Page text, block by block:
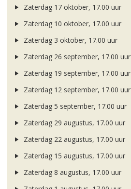
Zaterdag 17 oktober, 17.00 uur
Zaterdag 10 oktober, 17.00 uur
Zaterdag 3 oktober, 17.00 uur
Zaterdag 26 september, 17.00 uur
Zaterdag 19 september, 17.00 uur
Zaterdag 12 september, 17.00 uur
Zaterdag 5 september, 17.00 uur
Zaterdag 29 augustus, 17.00 uur
Zaterdag 22 augustus, 17.00 uur
Zaterdag 15 augustus, 17.00 uur
Zaterdag 8 augustus, 17.00 uur